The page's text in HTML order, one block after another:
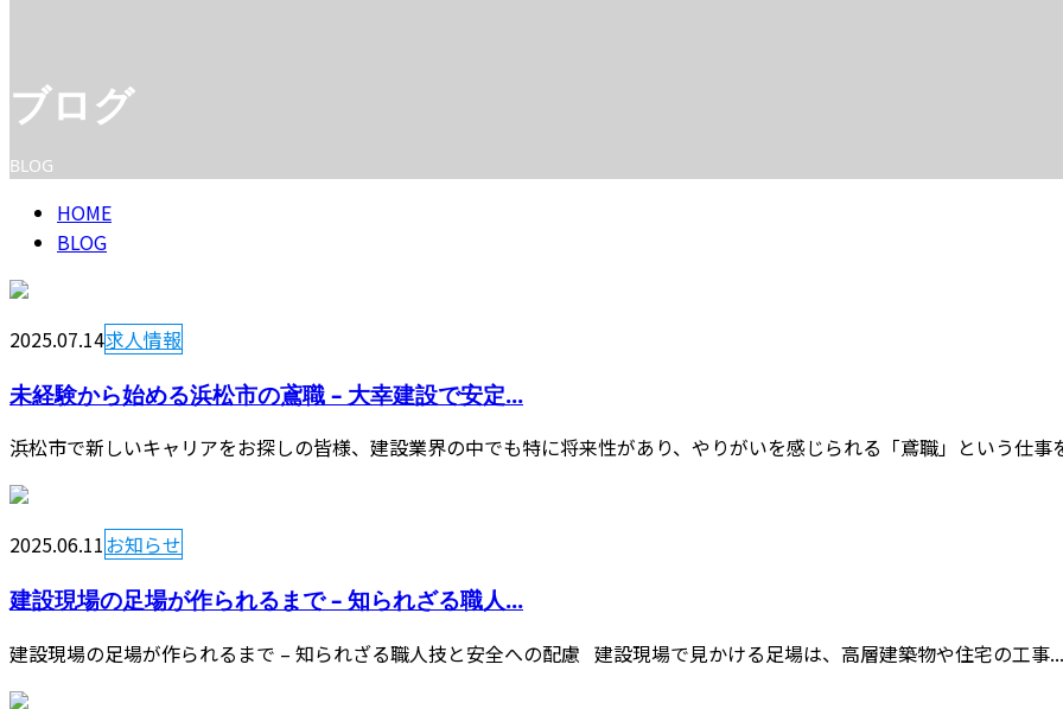
ブログ
BLOG
HOME
BLOG
2025.07.14求人情報
未経験から始める浜松市の鳶職 – 大幸建設で安定...
浜松市で新しいキャリアをお探しの皆様、建設業界の中でも特に将来性があり、やりがいを感じられる「鳶職」という仕事
2025.06.11お知らせ
建設現場の足場が作られるまで – 知られざる職人...
建設現場の足場が作られるまで – 知られざる職人技と安全への配慮 建設現場で見かける足場は、高層建築物や住宅の工事...